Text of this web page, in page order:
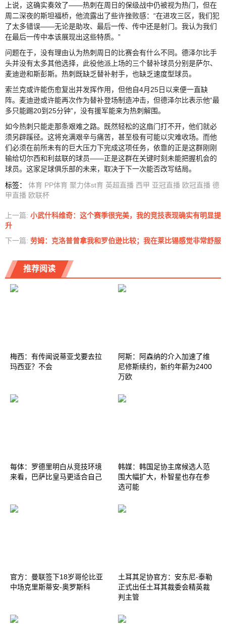
上说，这确实奏效了——热刺在周日的保级战中仍被视为热门，但在
周二深夜的斯坦福桥，他流露出了些许挫败感：“在进攻三区，我们犯
了太多错误——无论是助攻、最后一传、传中还是射门。我认为我们
在最后一传中本该展现出这些特质。”
问题在于，没有理由认为热刺周日的比赛会有什么不同。德泽尔比手
头并没有太多其他选择，此役他派上场的三个替补球员分别是萨尔、
麦迪逊和斯彭斯。热刺既缺乏替补射手，也缺乏速度型球员。
索兰克或许能伤愈复出并发挥作用，但他自4月25日以来便一直缺
阵。麦迪逊或许能再次作为替补登场制造冲击，但德泽尔比表示他“最
多只能踢20到25分钟”，没有援军能来为热刺解围。
如今热刺只能走那条艰难之路。既然轻松的这扇门打不开，他们就必
须另辟蹊径。这将充满艰辛与痛苦，甚至极有可能以灾难收场。而他
们必须在前所未有的巨大压力下完成这项任务，依靠的正是这群刚刚
输给切尔西和利兹联的球员——正是这群在关键时刻未能把握机会的
球员。这家足球俱乐部的未来，取决于下一次能否改写结局。
标签： 体育 PP体育 聚力体st育 英超直播 西甲 亚冠直播 欧冠直播 德
甲直播 欧联杯
上一篇: 小武什科维奇：这个赛季很完美，我的竞技表现确实有明显提
升
下一篇: 劳姆：克洛普曾拿我和罗伯逊比较；我在莱比锡感觉非常舒服
推荐阅读
梅西：有传闻说蒂亚戈要去拉
玛西亚？不会
阿斯：阿森纳的介入加速了维
尼修斯续约，新约年薪为2400
万欧
每体：罗德里明白从竞技环境
来看，巴萨比皇马更适合自己
韩媒：韩国足协主席候选人范
围大幅扩大，朴智星也存在参
选可能
官方：曼联签下18岁哥伦比亚
中场克里斯蒂安-奥罗斯科
土耳其足协官方：安东尼-泰勒
正式出任土耳其裁委会精英裁
判主管